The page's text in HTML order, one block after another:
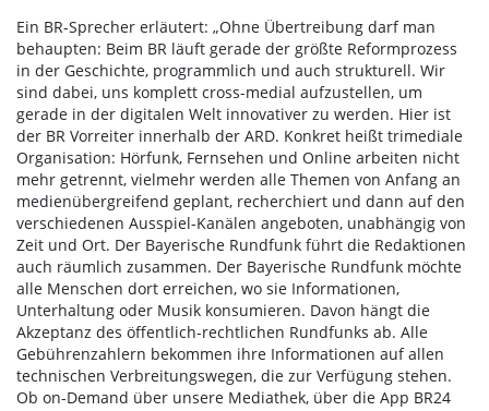
Ein BR-Sprecher erläutert: „Ohne Übertreibung darf man
behaupten: Beim BR läuft gerade der größte Reformprozess
in der Geschichte, programmlich und auch strukturell. Wir
sind dabei, uns komplett cross-medial aufzustellen, um
gerade in der digitalen Welt innovativer zu werden. Hier ist
der BR Vorreiter innerhalb der ARD. Konkret heißt trimediale
Organisation: Hörfunk, Fernsehen und Online arbeiten nicht
mehr getrennt, vielmehr werden alle Themen von Anfang an
medienübergreifend geplant, recherchiert und dann auf den
verschiedenen Ausspiel-Kanälen angeboten, unabhängig von
Zeit und Ort. Der Bayerische Rundfunk führt die Redaktionen
auch räumlich zusammen. Der Bayerische Rundfunk möchte
alle Menschen dort erreichen, wo sie Informationen,
Unterhaltung oder Musik konsumieren. Davon hängt die
Akzeptanz des öffentlich-rechtlichen Rundfunks ab. Alle
Gebührenzahlern bekommen ihre Informationen auf allen
technischen Verbreitungswegen, die zur Verfügung stehen.
Ob on-Demand über unsere Mediathek, über die App BR24